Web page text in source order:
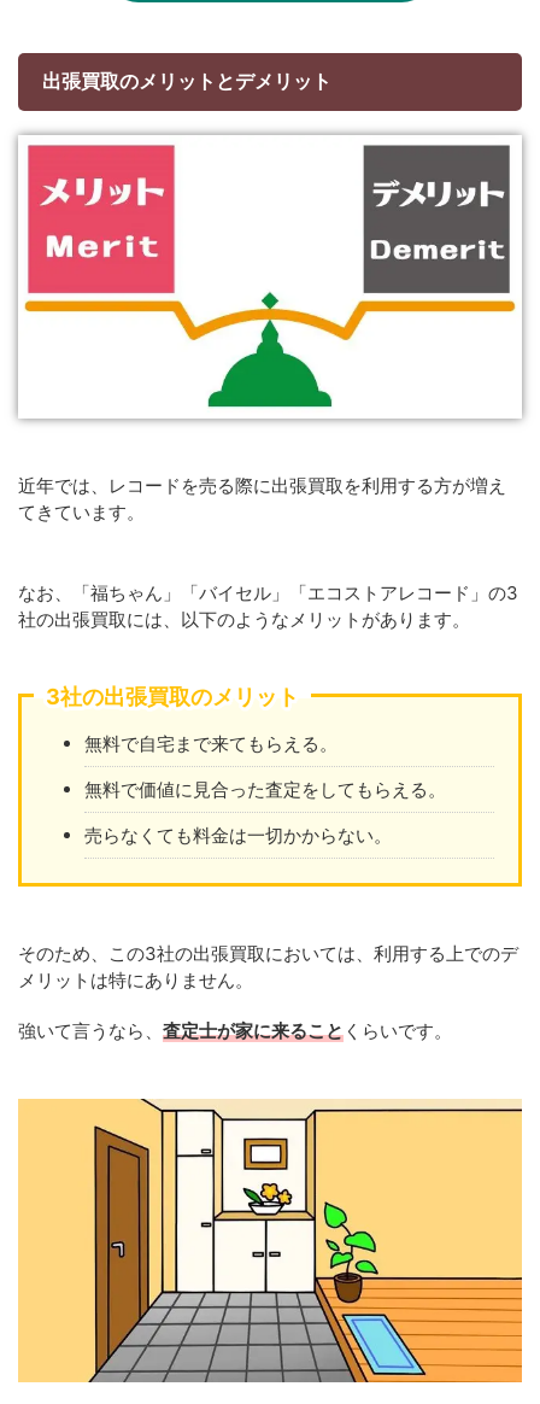
出張買取のメリットとデメリット
近年では、レコードを売る際に出張買取を利用する方が増え
てきています。
なお、「福ちゃん」「バイセル」「エコストアレコード」の3
社の出張買取には、以下のようなメリットがあります。
3社の出張買取のメリット
無料で自宅まで来てもらえる。
無料で価値に見合った査定をしてもらえる。
売らなくても料金は一切かからない。
そのため、この3社の出張買取においては、利用する上でのデ
メリットは特にありません。
強いて言うなら、 査定士が家に来ること くらいです。